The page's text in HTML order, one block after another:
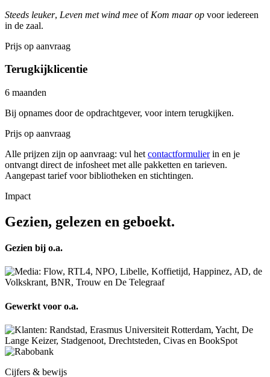
Steeds leuker, Leven met wind mee of Kom maar op voor iedereen
in de zaal.
Prijs op aanvraag
Terugkijklicentie
6 maanden
Bij opnames door de opdrachtgever, voor intern terugkijken.
Prijs op aanvraag
Alle prijzen zijn op aanvraag: vul het contactformulierin en je
ontvangt direct de infosheet met alle pakketten en tarieven.
Aangepast tarief voor bibliotheken en stichtingen.
Impact
Gezien, gelezen en geboekt.
Gezien bij o.a.
Gewerkt voor o.a.
Cijfers & bewijs